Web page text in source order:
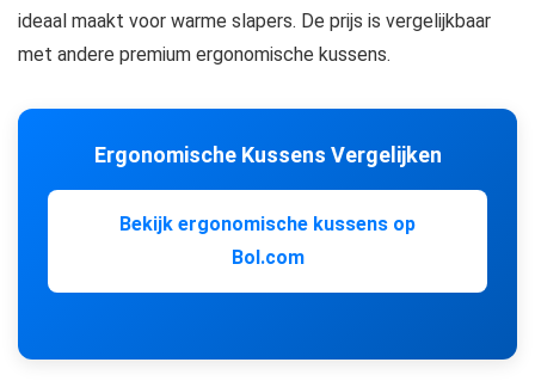
ideaal maakt voor warme slapers. De prijs is vergelijkbaar
met andere premium ergonomische kussens.
Ergonomische Kussens Vergelijken
Bekijk ergonomische kussens op
Bol.com